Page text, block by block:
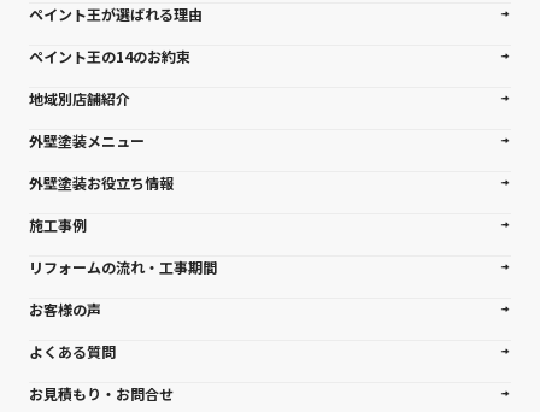
ペイント王が選ばれる理由
ペイント王の14のお約束
地域別店舗紹介
外壁塗装メニュー
外壁塗装お役立ち情報
施工事例
リフォームの流れ・工事期間
お客様の声
よくある質問
お見積もり・お問合せ